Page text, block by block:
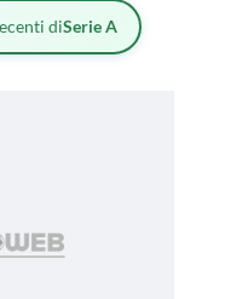
diSerie A